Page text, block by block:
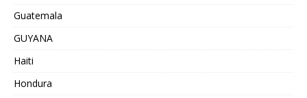
Guatemala
GUYANA
Haiti
Hondura